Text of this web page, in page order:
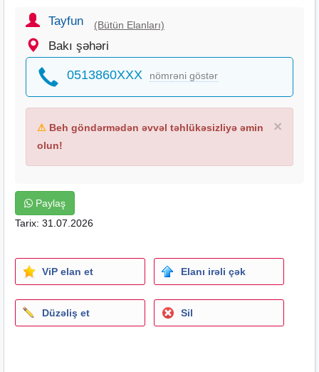
Tayfun (Bütün Elanları)
Bakı şəhəri
0513860XXX nömrəni göstər
×
⚠ Beh göndərmədən əvvəl təhlükəsizliyə əmin
olun!
Paylaş
Tarix: 31.07.2026
ViP elan et Elanı irəli çək
Düzəliş et Sil